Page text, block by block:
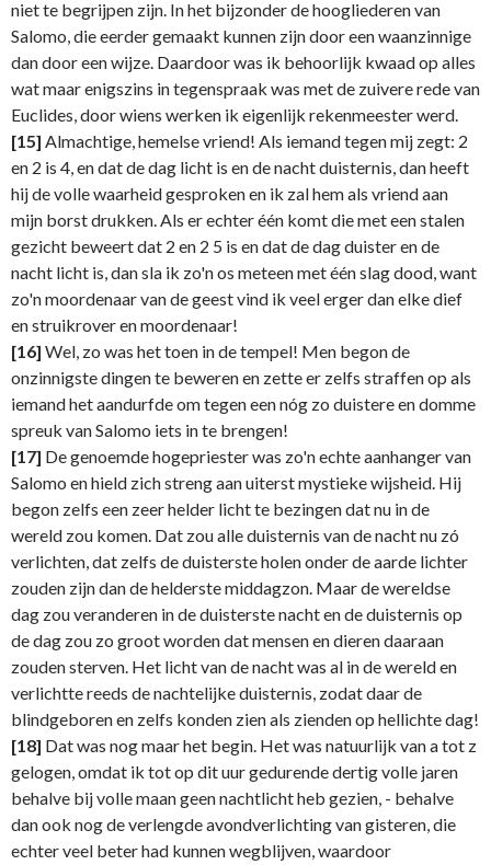
niet te begrijpen zijn. In het bijzonder de hoogliederen van
Salomo, die eerder gemaakt kunnen zijn door een waanzinnige
dan door een wijze. Daardoor was ik behoorlijk kwaad op alles
wat maar enigszins in tegenspraak was met de zuivere rede van
Euclides, door wiens werken ik eigenlijk rekenmeester werd.
[15] Almachtige, hemelse vriend! Als iemand tegen mij zegt: 2
en 2 is 4, en dat de dag licht is en de nacht duisternis, dan heeft
hij de volle waarheid gesproken en ik zal hem als vriend aan
mijn borst drukken. Als er echter één komt die met een stalen
gezicht beweert dat 2 en 2 5 is en dat de dag duister en de
nacht licht is, dan sla ik zo'n os meteen met één slag dood, want
zo'n moordenaar van de geest vind ik veel erger dan elke dief
en struikrover en moordenaar!
[16] Wel, zo was het toen in de tempel! Men begon de
onzinnigste dingen te beweren en zette er zelfs straffen op als
iemand het aandurfde om tegen een nóg zo duistere en domme
spreuk van Salomo iets in te brengen!
[17] De genoemde hogepriester was zo'n echte aanhanger van
Salomo en hield zich streng aan uiterst mystieke wijsheid. Hij
begon zelfs een zeer helder licht te bezingen dat nu in de
wereld zou komen. Dat zou alle duisternis van de nacht nu zó
verlichten, dat zelfs de duisterste holen onder de aarde lichter
zouden zijn dan de helderste middagzon. Maar de wereldse
dag zou veranderen in de duisterste nacht en de duisternis op
de dag zou zo groot worden dat mensen en dieren daaraan
zouden sterven. Het licht van de nacht was al in de wereld en
verlichtte reeds de nachtelijke duisternis, zodat daar de
blindgeboren en zelfs konden zien als zienden op hellichte dag!
[18] Dat was nog maar het begin. Het was natuurlijk van a tot z
gelogen, omdat ik tot op dit uur gedurende dertig volle jaren
behalve bij volle maan geen nachtlicht heb gezien, - behalve
dan ook nog de verlengde avondverlichting van gisteren, die
echter veel beter had kunnen wegblijven, waardoor